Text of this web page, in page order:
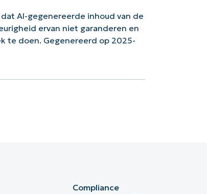
AI-gegenereerde inhoud van de
ervan niet garanderen en
te doen. Gegenereerd op 2025-
Compliance